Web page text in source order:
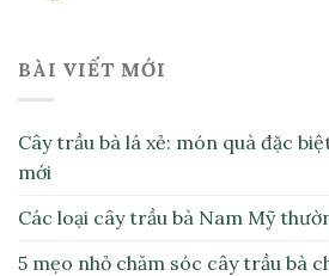
BÀI VIẾT MỚI
Cây trầu bà lá xẻ: món quà đặc
mới
Các loại cây trầu bà Nam Mỹ
5 mẹo nhỏ chăm sóc cây trầu bà